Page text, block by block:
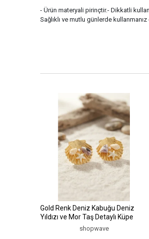
- Ürün materyali pirinçtir.- Dikkatli
Sağlıklı ve mutlu günlerde
Gold Renk Deniz Kabuğu Deniz
Yıldızı ve Mor Taş Detaylı Küpe
shopwave